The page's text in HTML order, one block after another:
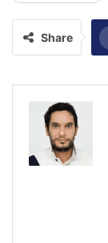
Share